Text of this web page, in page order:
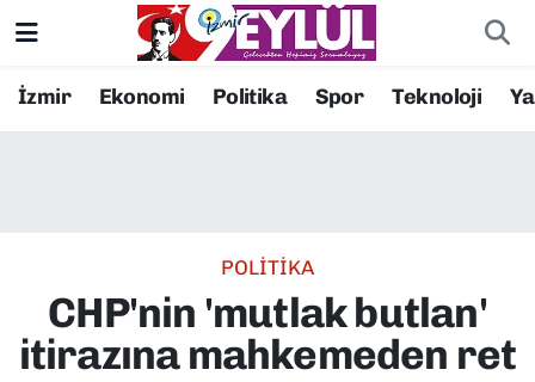
İzmir Ekonomi Politika Spor Teknoloji
POLİTİKA
CHP'nin 'mutlak butlan'
itirazına mahkemeden ret
Resmi İlanlar
EKONOMİ
Konak Nöbetçi Eczaneler
Süper Lig Puan Durumu ve Fikstür
Tüm Manşetler